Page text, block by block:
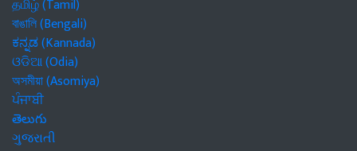
தமிழ் (Tamil)
বাঙালি (Bengali)
ಕನ್ನಡ (Kannada)
ଓଡିଆ (Odia)
অসমীয়া (Asomiya)
ਪੰਜਾਬੀ
తెలుగు
ગુજરાતી